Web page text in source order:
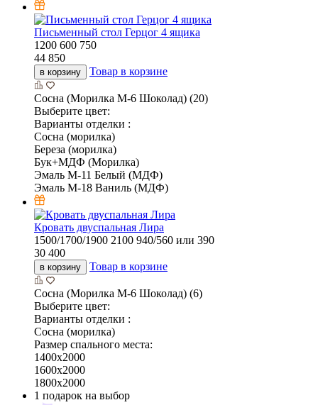
Письменный стол Герцог 4 ящика
1200 600 750
44 850
в корзину Товар в корзине
Сосна (Морилка М-6 Шоколад) (20)
Выберите цвет:
Варианты отделки :
Сосна (морилка)
Береза (морилка)
Бук+МДФ (Морилка)
Эмаль М-11 Белый (МДФ)
Эмаль М-18 Ваниль (МДФ)
Кровать двуспальная Лира
1500/1700/1900 2100 940/560 или 390
30 400
в корзину Товар в корзине
Сосна (Морилка М-6 Шоколад) (6)
Выберите цвет:
Варианты отделки :
Сосна (морилка)
Размер спального места:
1400х2000
1600х2000
1800х2000
1 подарок на выбор